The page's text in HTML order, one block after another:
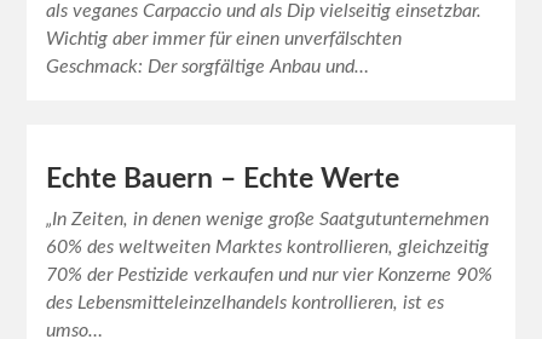
als veganes Carpaccio und als Dip vielseitig einsetzbar.
Wichtig aber immer für einen unverfälschten
Geschmack: Der sorgfältige Anbau und…
Echte Bauern – Echte Werte
„In Zeiten, in denen wenige große Saatgutunternehmen
60% des weltweiten Marktes kontrollieren, gleichzeitig
70% der Pestizide verkaufen und nur vier Konzerne 90%
des Lebensmitteleinzelhandels kontrollieren, ist es
umso…